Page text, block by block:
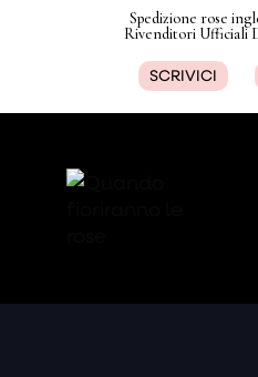
Spedizione rose
Rivenditori Ufficiali
SCRIVICI